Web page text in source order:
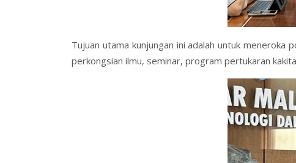
Tujuan utama kunjungan ini adalah untuk meneroka
perkongsian ilmu, seminar, program pertukaran